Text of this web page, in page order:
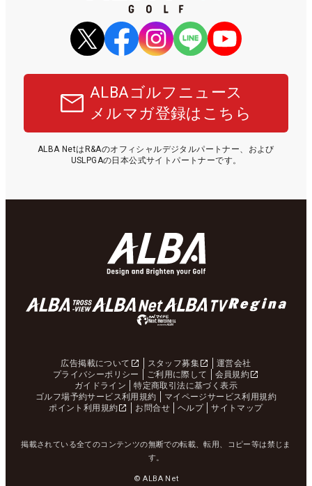
ALBAゴルフニュース
メルマガ登録はこちら
ALBA NetはR&Aのオフィシャルデジタルパートナー、および
USLPGAの日本公式サイトパートナーです。
広告掲載について スタッフ募集
運営会社
プライバシーポリシー
ご利用に際して
会員規約
ガイドライン
特定商取引法に基づく表示
ゴルフ場予約サービス利用規約
マイページサービス利用規約
ポイント利用規約
お問合せ ヘルプ サイトマップ
掲載されている全てのコンテンツの無断での転載、転用、コピー等は禁じま
す。
© ALBA Net